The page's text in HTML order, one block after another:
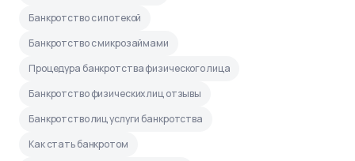
Банкротство с ипотекой
Банкротство с микрозаймами
Процедура банкротства физического лица
Банкротство физических лиц отзывы
Банкротство лиц услуги банкротства
Как стать банкротом